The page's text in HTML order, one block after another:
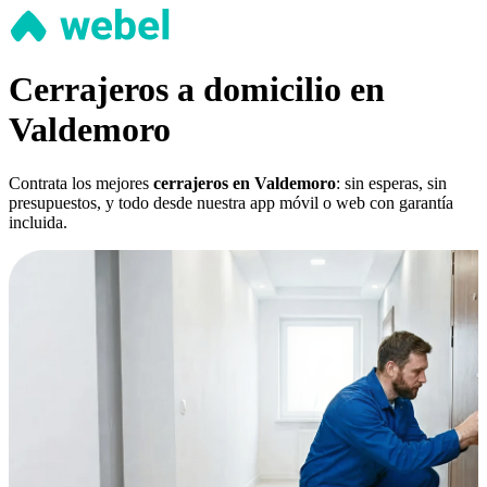
Cerrajeros a domicilio en
Valdemoro
Contrata los mejores cerrajeros en Valdemoro: sin esperas, sin
presupuestos, y todo desde nuestra app móvil o web con garantía
incluida.